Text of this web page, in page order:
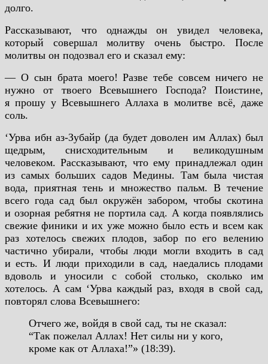
долго.
Рассказывают, что однажды он увидел человека,
который совершал молитву очень быстро. После
молитвы он подозвал его и сказал ему:
— О сын брата моего! Разве тебе совсем ничего не
нужно от твоего Всевышнего Господа? Поистине,
я прошу у Всевышнего Аллаха в молитве всё, даже
соль.
‘Урва ибн аз-Зубайр (да будет доволен им Аллах) был
щедрым, снисходительным и великодушным
человеком. Рассказывают, что ему принадлежал один
из самых больших садов Медины. Там была чистая
вода, приятная тень и множество пальм. В течение
всего года сад был окружён забором, чтобы скотина
и озорная ребятня не портила сад. А когда появлялись
свежие финики и их уже можно было есть и всем как
раз хотелось свежих плодов, забор по его велению
частично убирали, чтобы люди могли входить в сад
и есть. И люди приходили в сад, наедались плодами
вдоволь и уносили с собой столько, сколько им
хотелось. А сам ‘Урва каждый раз, входя в свой сад,
повторял слова Всевышнего:
Отчего же, войдя в свой сад, ты не сказал:
“Так пожелал Аллах! Нет силы ни у кого,
кроме как от Аллаха!”» (18:39).